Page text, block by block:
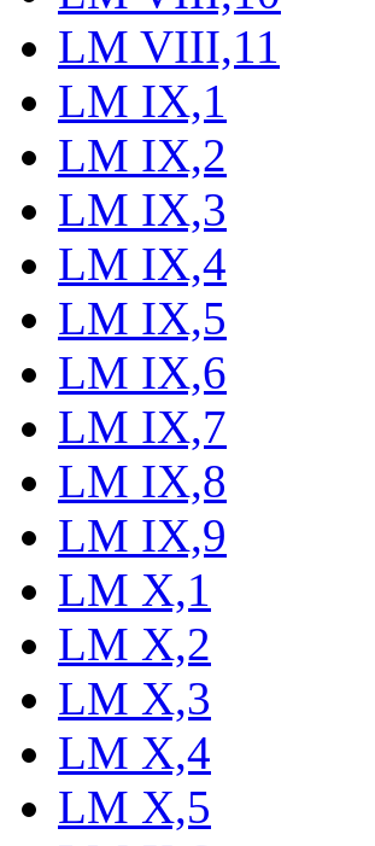
LM VIII,11
LM IX,1
LM IX,2
LM IX,3
LM IX,4
LM IX,5
LM IX,6
LM IX,7
LM IX,8
LM IX,9
LM X,1
LM X,2
LM X,3
LM X,4
LM X,5